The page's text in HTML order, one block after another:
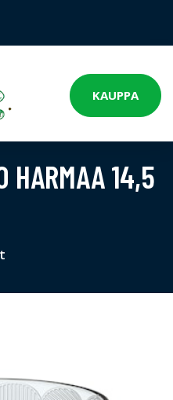
KAUPPA
HARMAA 14,5